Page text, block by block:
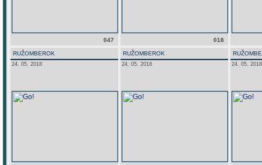
047 018
RUŽOMBEROK
24. 05. 2018
RUŽOMBEROK
24. 05. 2018 24. 05. 2018